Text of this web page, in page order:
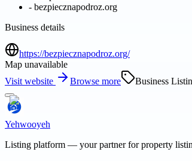
- bezpiecznapodroz.org
Business details
https://bezpiecznapodroz.org/
Map unavailable
Visit website
Browse more Business
Yehwooyeh
Listing platform — your partner for property